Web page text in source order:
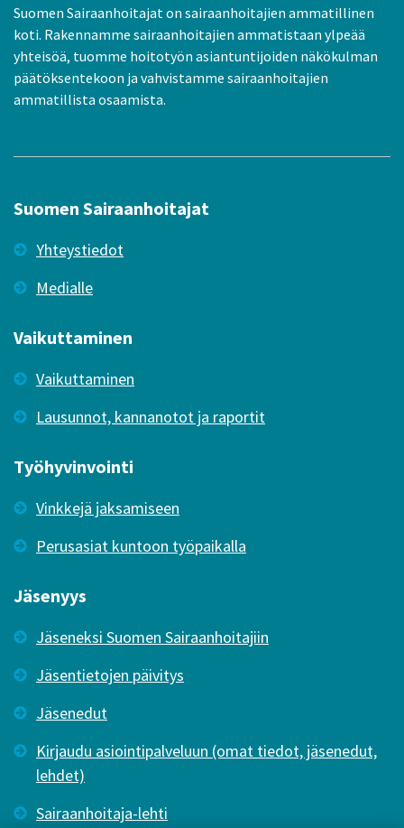
Suomen Sairaanhoitajat on sairaanhoitajien ammatillinen
koti. Rakennamme sairaanhoitajien ammatistaan ylpeää
yhteisöä, tuomme hoitotyön asiantuntijoiden näkökulman
päätöksentekoon ja vahvistamme sairaanhoitajien
ammatillista osaamista.
Suomen Sairaanhoitajat
Yhteystiedot
Medialle
Vaikuttaminen
Vaikuttaminen
Lausunnot, kannanotot ja raportit
Työhyvinvointi
Vinkkejä jaksamiseen
Perusasiat kuntoon työpaikalla
Jäsenyys
Jäseneksi Suomen Sairaanhoitajiin
Jäsentietojen päivitys
Jäsenedut
Kirjaudu asiointipalveluun (omat tiedot, jäsenedut,
lehdet)
Sairaanhoitaja-lehti